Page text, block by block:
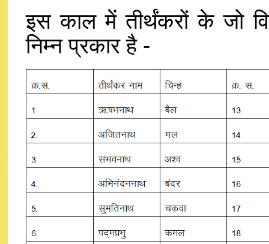
इस काल में तीर्थंकरों के जो
निम्न प्रकार है -